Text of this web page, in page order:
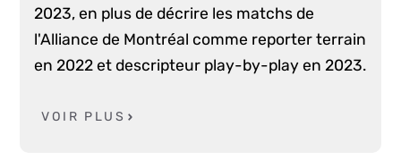
2023, en plus de décrire les matchs de
l'Alliance de Montréal comme reporter terrain
en 2022 et descripteur play-by-play en 2023.
VOIR PLUS